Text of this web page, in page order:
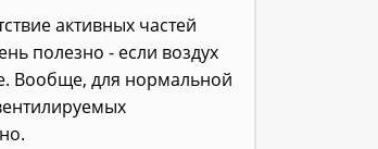
активных частей
полезно - если воздух
Вообще, для нормальной